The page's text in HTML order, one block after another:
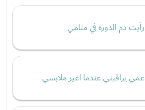
رأيت دم الدوره في منامي
عمي يراقبني عندما اغير ملابسي